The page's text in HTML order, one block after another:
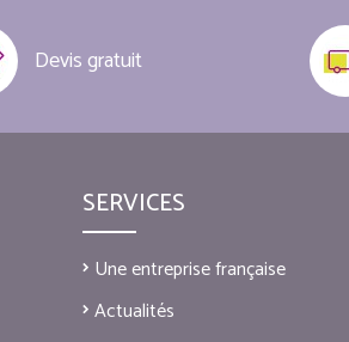
Devis gratuit
SERVICES
Une entreprise française
Actualités